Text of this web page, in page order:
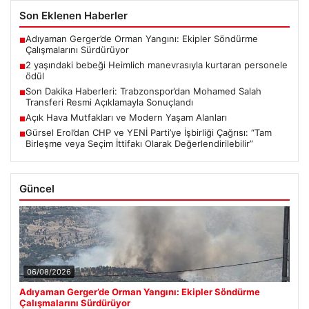
Son Eklenen Haberler
■Adıyaman Gerger’de Orman Yangını: Ekipler Söndürme
Çalışmalarını Sürdürüyor
■2 yaşındaki bebeği Heimlich manevrasıyla kurtaran personele
ödül
■Son Dakika Haberleri: Trabzonspor’dan Mohamed Salah
Transferi Resmi Açıklamayla Sonuçlandı
■Açık Hava Mutfakları ve Modern Yaşam Alanları
■Gürsel Erol’dan CHP ve YENİ Parti’ye İşbirliği Çağrısı: “Tam
Birleşme veya Seçim İttifakı Olarak Değerlendirilebilir”
Güncel
06/08/2026
Adıyaman Gerger’de Orman Yangını: Ekipler Söndürme
Çalışmalarını Sürdürüyor